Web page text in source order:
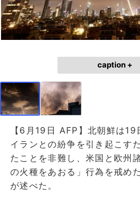
caption +
【6月19日 AFP】北朝鮮は
イランとの紛争を引き起こす
たことを非難し、米国と欧州
の火種をあおる」行為を戒め
が述べた。